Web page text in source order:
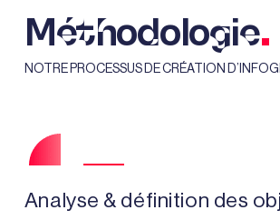
Méthodologie.
NOTRE PROCESSUS DE CRÉATION
Analyse & définition des